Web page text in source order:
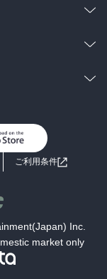
ノベ
せ
ご利用条件
Inc.
market only